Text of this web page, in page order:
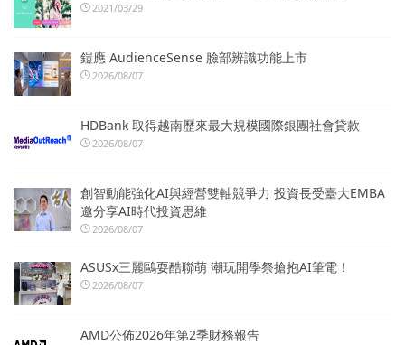
2021/03/29
鎧應 AudienceSense 臉部辨識功能上市
2026/08/07
HDBank 取得越南歷來最大規模國際銀團社會貸款
2026/08/07
創智動能強化AI與經營雙軸競爭力 投資長受臺大EMBA
邀分享AI時代投資思維
2026/08/07
ASUSx三麗鷗耍酷聯萌 潮玩開學祭搶抱AI筆電！
2026/08/07
AMD公佈2026年第2季財務報告